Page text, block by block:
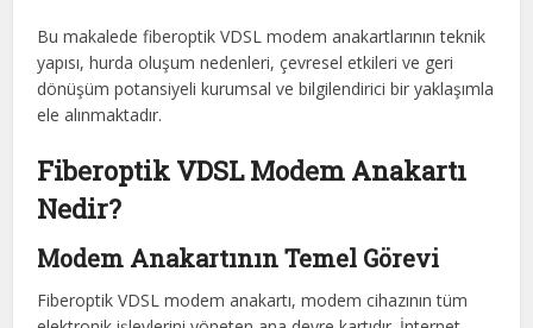
Bu makalede fiberoptik VDSL modem anakartlarının teknik
yapısı, hurda oluşum nedenleri, çevresel etkileri ve geri
dönüşüm potansiyeli kurumsal ve bilgilendirici bir yaklaşımla
ele alınmaktadır.
Fiberoptik VDSL Modem Anakartı
Nedir?
Modem Anakartının Temel Görevi
Fiberoptik VDSL modem anakartı, modem cihazının tüm